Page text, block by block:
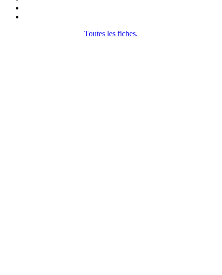
Toutes les fiches.